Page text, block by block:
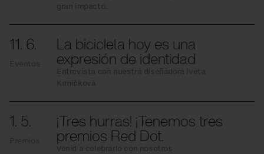
gran impacto.
11. 6.
Eventos
La bicicleta hoy es una
expresión de identidad
Entrevista con nuestra diseñadora Iveta
Krmíčková
1. 5.
Premios
¡Tres hurras! ¡Tenemos tres
premios Red Dot.
Venid a celebrarlo con nosotros